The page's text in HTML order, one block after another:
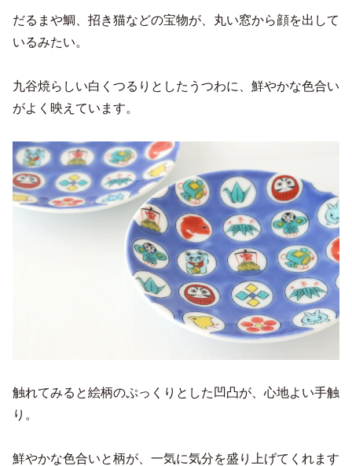
だるまや鯛、招き猫などの宝物が、丸い窓から顔を出して
いるみたい。
九谷焼らしい白くつるりとしたうつわに、鮮やかな色合い
がよく映えています。
触れてみると絵柄のぷっくりとした凹凸が、心地よい手触
り。
鮮やかな色合いと柄が、一気に気分を盛り上げてくれます